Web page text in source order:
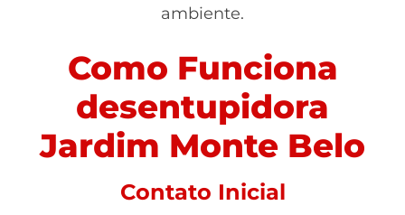
ambiente.
Como Funciona
desentupidora
Jardim Monte Belo
Contato Inicial